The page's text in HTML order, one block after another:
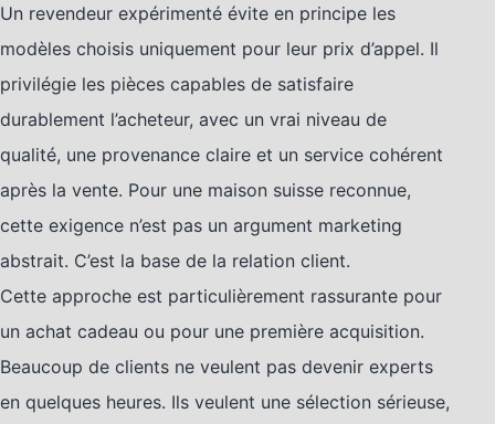
Un revendeur expérimenté évite en principe les
modèles choisis uniquement pour leur prix d’appel. Il
privilégie les pièces capables de satisfaire
durablement l’acheteur, avec un vrai niveau de
qualité, une provenance claire et un service cohérent
après la vente. Pour une maison suisse reconnue,
cette exigence n’est pas un argument marketing
abstrait. C’est la base de la relation client.
Cette approche est particulièrement rassurante pour
un achat cadeau ou pour une première acquisition.
Beaucoup de clients ne veulent pas devenir experts
en quelques heures. Ils veulent une sélection sérieuse,